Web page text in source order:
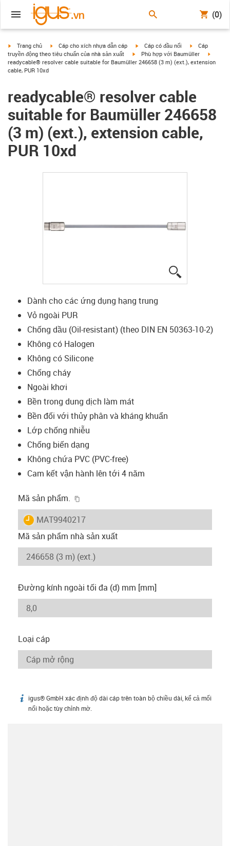
(0)
igus-icon-arrow-right
Trang chủ igus-icon-arrow-right
Cáp cho xích nhựa dẫn cáp igus-icon-arrow-right
Cáp có đầu nối igus-icon-
Cáp
truyền động theo tiêu chuẩn của nhà sản xuất
igus-icon-arrow-right
Phù hợp với Baumüller
readycable® resolver cable suitable for Baumüller 246658 (3 m) (ext.), extension
cable, PUR 10xd
readycable® resolver cable
suitable for Baumüller 246658
(3 m) (ext.), extension cable,
PUR 10xd
Dành cho các ứng dụng hạng trung
Vỏ ngoài PUR
Chống dầu (Oil-resistant) (theo DIN EN 50363-10-2)
Không có Halogen
Không có Silicone
Chống cháy
Ngoài khơi
Bền trong dung dịch làm mát
Bền đối với thủy phân và kháng khuẩn
Lớp chống nhiễu
Chống biến dạng
Không chứa PVC (PVC-free)
Cam kết vận hành lên tới 4 năm
Mã sản phẩm.
igus-icon-lieferzeit
MAT9940217
Mã sản phẩm nhà sản xuất
Đường kính ngoài tối đa (d) mm [mm]
Loại cáp
igus-icon-info
igus® GmbH xác định độ dài cáp trên toàn bộ chiều dài, kể cả mối
nối hoặc tùy chỉnh mờ.